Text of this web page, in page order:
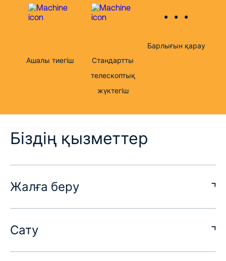
Ашалы тиегіш
Стандартты
телескоптық
жүктегіш
Барлығын қарау
Біздің қызметтер
Жалға беру
Сату